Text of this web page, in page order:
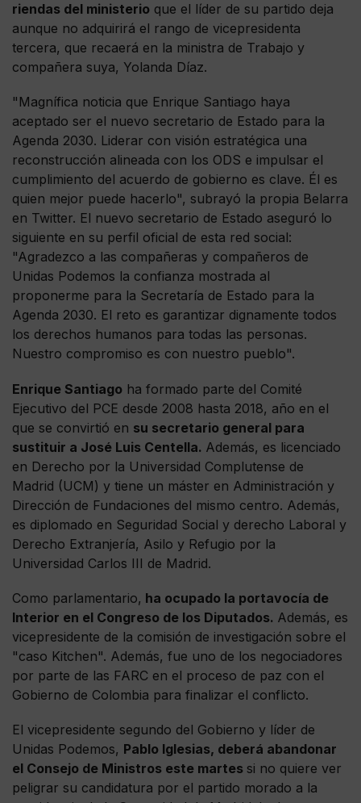
riendas del ministerio que el líder de su partido deja
aunque no adquirirá el rango de vicepresidenta
tercera, que recaerá en la ministra de Trabajo y
compañera suya, Yolanda Díaz.
"Magnífica noticia que Enrique Santiago haya
aceptado ser el nuevo secretario de Estado para la
Agenda 2030. Liderar con visión estratégica una
reconstrucción alineada con los ODS e impulsar el
cumplimiento del acuerdo de gobierno es clave. Él es
quien mejor puede hacerlo", subrayó la propia Belarra
en Twitter. El nuevo secretario de Estado aseguró lo
siguiente en su perfil oficial de esta red social:
"Agradezco a las compañeras y compañeros de
Unidas Podemos la confianza mostrada al
proponerme para la Secretaría de Estado para la
Agenda 2030. El reto es garantizar dignamente todos
los derechos humanos para todas las personas.
Nuestro compromiso es con nuestro pueblo".
Enrique Santiago ha formado parte del Comité
Ejecutivo del PCE desde 2008 hasta 2018, año en el
que se convirtió en su secretario general para
sustituir a José Luis Centella. Además, es licenciado
en Derecho por la Universidad Complutense de
Madrid (UCM) y tiene un máster en Administración y
Dirección de Fundaciones del mismo centro. Además,
es diplomado en Seguridad Social y derecho Laboral y
Derecho Extranjería, Asilo y Refugio por la
Universidad Carlos III de Madrid.
Como parlamentario, ha ocupado la portavocía de
Interior en el Congreso de los Diputados. Además, es
vicepresidente de la comisión de investigación sobre el
"caso Kitchen". Además, fue uno de los negociadores
por parte de las FARC en el proceso de paz con el
Gobierno de Colombia para finalizar el conflicto.
El vicepresidente segundo del Gobierno y líder de
Unidas Podemos, Pablo Iglesias, deberá abandonar
el Consejo de Ministros este martes si no quiere ver
peligrar su candidatura por el partido morado a la